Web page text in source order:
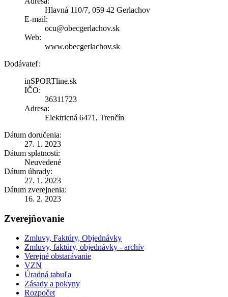
Hlavná 110/7, 059 42 Gerlachov
E-mail:
ocu@obecgerlachov.sk
Web:
www.obecgerlachov.sk
Dodávateľ:
inSPORTline.sk
IČO:
36311723
Adresa:
Elektricná 6471, Trenčín
Dátum doručenia:
27. 1. 2023
Dátum splatnosti:
Neuvedené
Dátum úhrady:
27. 1. 2023
Dátum zverejnenia:
16. 2. 2023
Zverejňovanie
Zmluvy, Faktúry, Objednávky
Zmluvy, faktúry, objednávky - archív
Verejné obstarávanie
VZN
Úradná tabuľa
Zásady a pokyny
Rozpočet